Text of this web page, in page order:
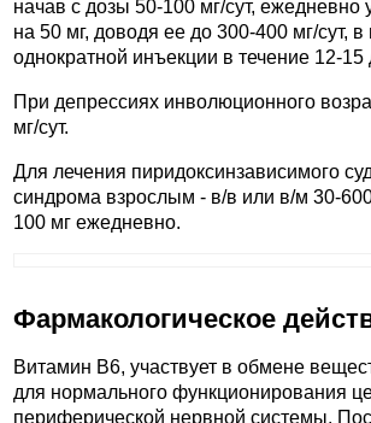
начав с дозы 50-100 мг/сут, ежедневно
на 50 мг, доводя ее до 300-400 мг/сут, в
однократной инъекции в течение 12-15
При депрессиях инволюционного
мг/сут.
Для лечения пиридоксинзависимого
синдрома взрослым - в/в или в/м 30-
100 мг ежедневно.
Фармакологическое
Витамин B6, участвует в обмене
для нормального функционирования
периферической нервной системы.